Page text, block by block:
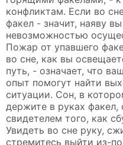
конфликтам. Если во
факел - значит, наяву
невозможностью
Пожар от упавшего
во сне, как вы
путь, - означает, что
опыт помогут найти
ситуации. Сон, в
держите в руках факел,
свидетелем того, как
Увидеть во сне руку,
стремитесь выйти из-